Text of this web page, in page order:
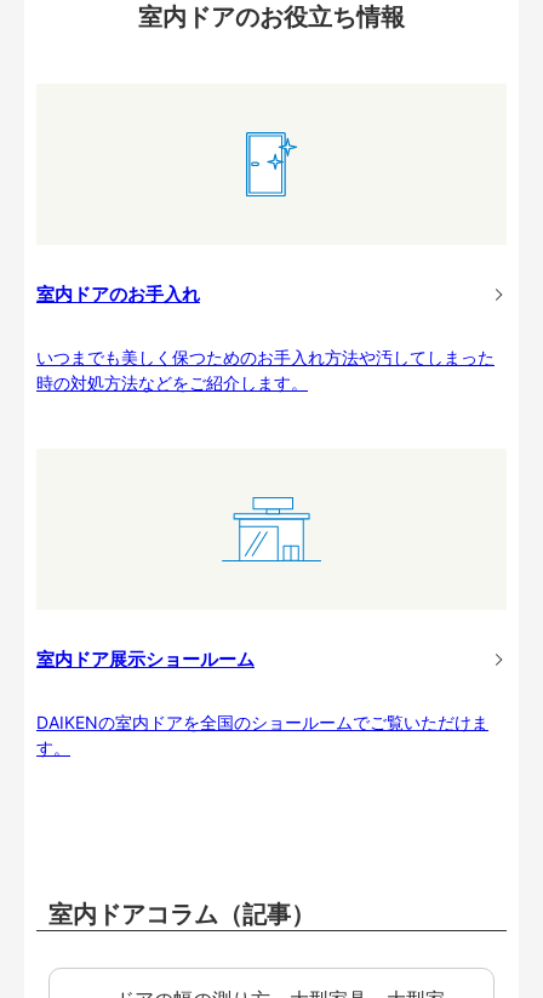
室内ドアのお役立ち情報
室内ドアのお手入れ
いつまでも美しく保つためのお手入れ方法や汚してしまった
時の対処方法などをご紹介します。
室内ドア展示ショールーム
DAIKENの室内ドアを全国のショールームでご覧いただけま
す。
室内ドアコラム（記事）